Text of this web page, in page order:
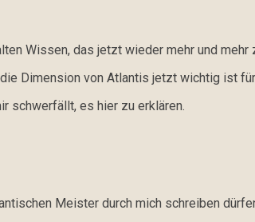
Wissen, das jetzt wieder mehr und mehr
Dimension von Atlantis jetzt wichtig ist
schwerfällt, es hier zu erklären.
Meister durch mich schreiben